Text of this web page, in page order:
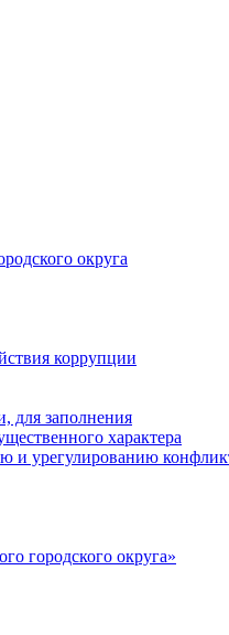
округа
коррупции
для заполнения
характера
урегулированию
городского округа»